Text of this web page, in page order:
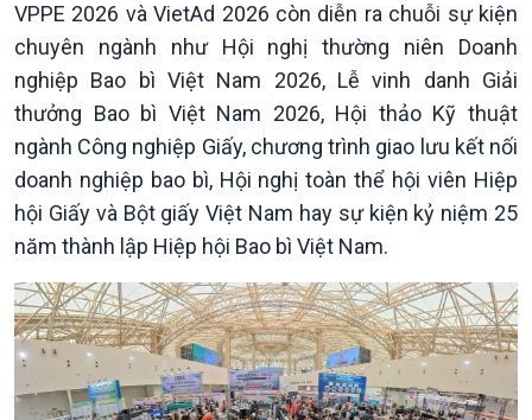
Podcast
Góc nhìn VOV1
Bình luận
VPPE 2026 và VietAd 2026 còn diễn ra chuỗi sự kiện
chuyên ngành như Hội nghị thường niên Doanh
nghiệp Bao bì Việt Nam 2026, Lễ vinh danh Giải
thưởng Bao bì Việt Nam 2026, Hội thảo Kỹ thuật
ngành Công nghiệp Giấy, chương trình giao lưu kết nối
doanh nghiệp bao bì, Hội nghị toàn thể hội viên Hiệp
hội Giấy và Bột giấy Việt Nam hay sự kiện kỷ niệm 25
năm thành lập Hiệp hội Bao bì Việt Nam.